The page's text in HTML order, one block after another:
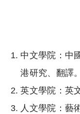
中文學院：中
港研究、翻譯。
英文學院：英
人文學院：藝